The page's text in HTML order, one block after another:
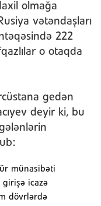
olmağa
vətəndaşları
222
o otaqda
gedən
deyir ki, bu
münasibəti
girişə icazə
dövrlərdə